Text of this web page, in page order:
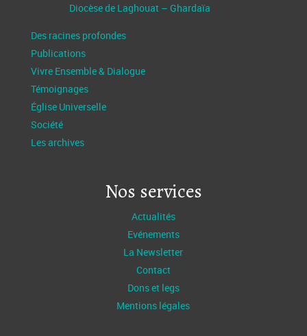
Diocèse de Laghouat – Ghardaïa
Des racines profondes
Publications
Vivre Ensemble & Dialogue
Témoignages
Église Universelle
Société
Les archives
Nos services
Actualités
Evénements
La Newsletter
Contact
Dons et legs
Mentions légales